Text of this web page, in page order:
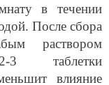
в течении
После сбора
раствором
3 таблетки
влияние